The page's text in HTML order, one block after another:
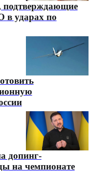
в ударах по
допинг-
на чемпионате